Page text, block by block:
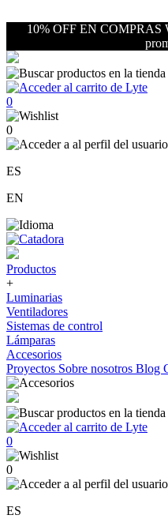
10% OFF EN COMPRAS
0
0
ES
EN
Productos
+
Luminarias
Ventiladores
Sistemas de control
Lámparas
Accesorios
Proyectos Sobre nosotros Blog
0
0
ES